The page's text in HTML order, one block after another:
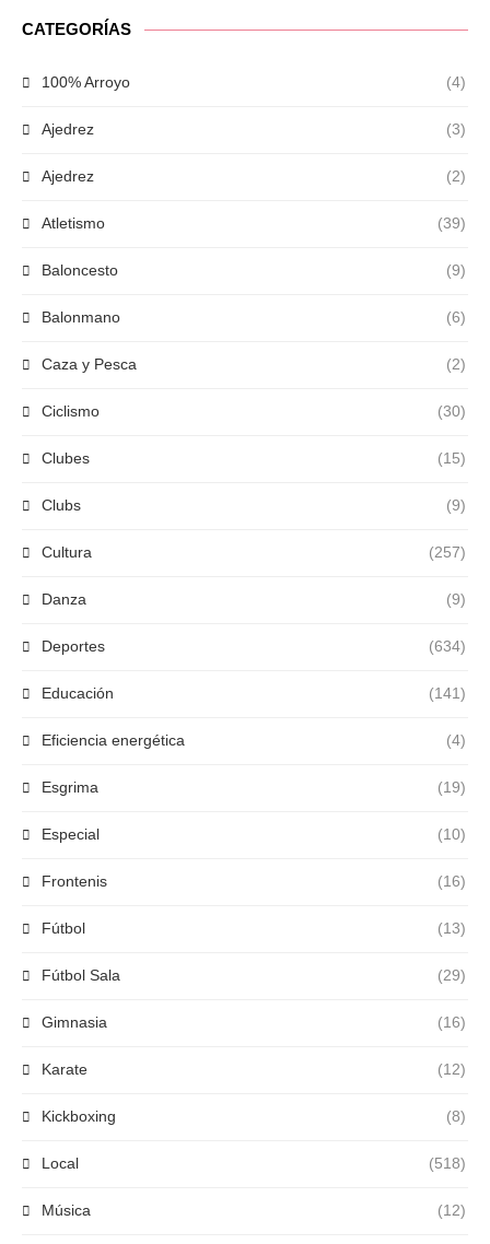
CATEGORÍAS
100% Arroyo (4)
Ajedrez (3)
Ajedrez (2)
Atletismo (39)
Baloncesto (9)
Balonmano (6)
Caza y Pesca (2)
Ciclismo (30)
Clubes (15)
Clubs (9)
Cultura (257)
Danza (9)
Deportes (634)
Educación (141)
Eficiencia energética (4)
Esgrima (19)
Especial (10)
Frontenis (16)
Fútbol (13)
Fútbol Sala (29)
Gimnasia (16)
Karate (12)
Kickboxing (8)
Local (518)
Música (12)